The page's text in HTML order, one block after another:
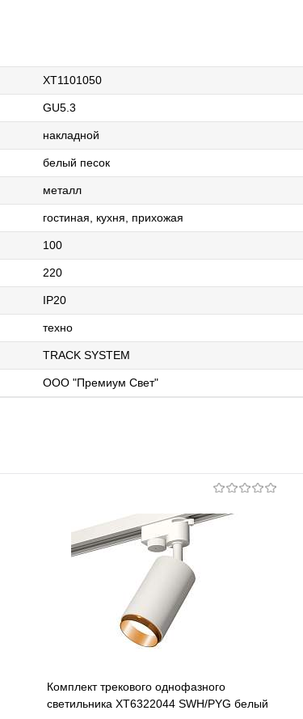
XT1101050
GU5.3
накладной
белый песок
металл
гостиная, кухня, прихожая
100
220
IP20
техно
TRACK SYSTEM
ООО "Премиум Свет"
Комплект трекового однофазного
светильника XT6322044 SWH/PYG белый